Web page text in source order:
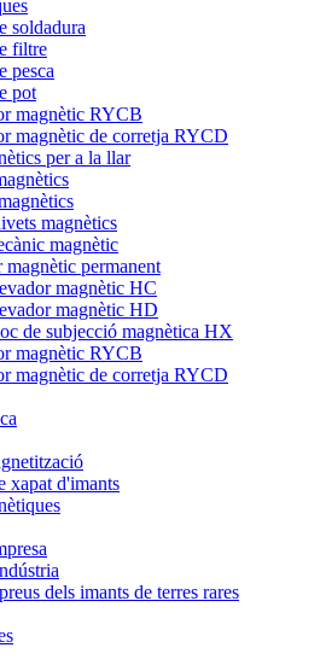
soldadura
filtre
pesca
pot
magnètic RYCB
magnètic de corretja RYCD
per a la llar
magnètics
magnètic
magnètic permanent
magnètic HC
magnètic HD
de subjecció magnètica HX
magnètic RYCB
magnètic de corretja RYCD
xapat d'imants
dels imants de terres rares